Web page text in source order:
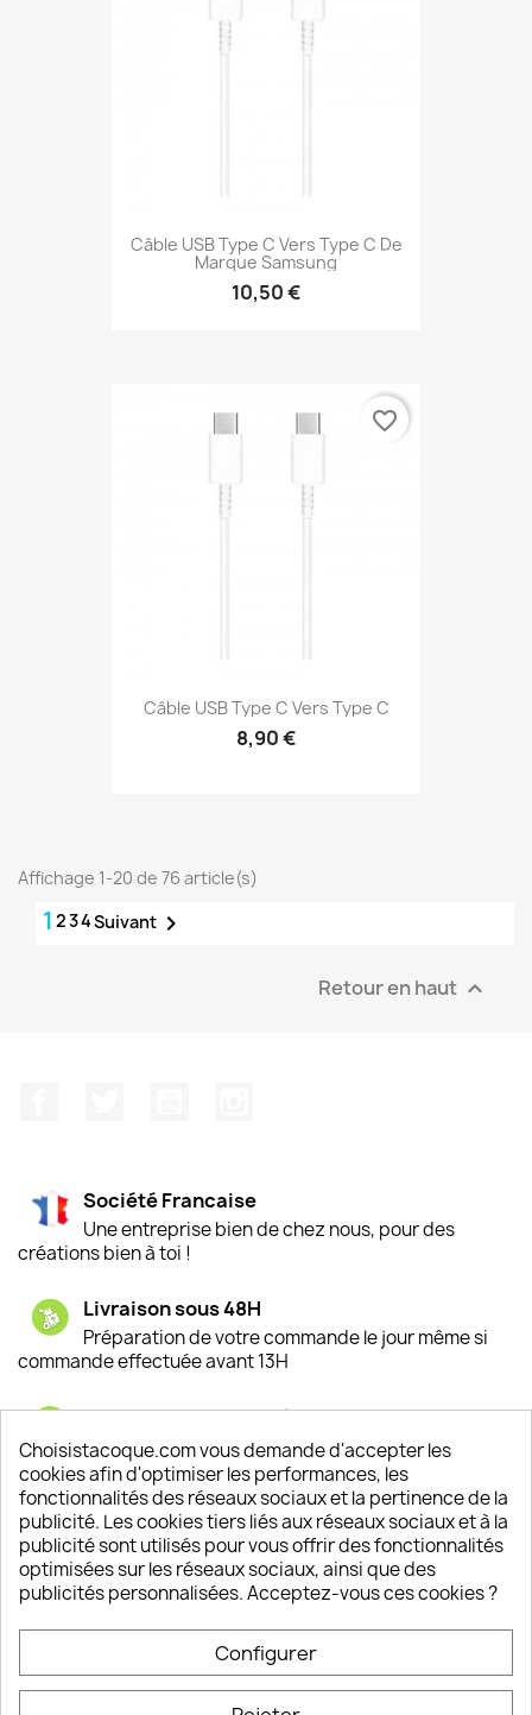
Câble USB Type C Vers Type C De
Marque Samsung
10,50 €
Câble USB Type C Vers Type C
8,90 €
favorite_border
Affichage 1-20 de 76 article(s)
1 234Suivant 
Retour en haut 
Société Francaise
Une entreprise bien de chez nous, pour des
créations bien à toi !
Livraison sous 48H
Préparation de votre commande le jour même si
commande effectuée avant 13H
Satisfaction de nos clients
Depuis 2009, entre 92% et 94% de nos clients
sont satisfaits de nos produits
Un SAV à votre écoute
Notre SAV est disponible 6/7J de 10h à 18H
Choisistacoque.com vous demande d'accepter les
cookies afin d'optimiser les performances, les
fonctionnalités des réseaux sociaux et la pertinence de la
publicité. Les cookies tiers liés aux réseaux sociaux et à la
publicité sont utilisés pour vous offrir des fonctionnalités
optimisées sur les réseaux sociaux, ainsi que des
publicités personnalisées. Acceptez-vous ces cookies ?
Configurer